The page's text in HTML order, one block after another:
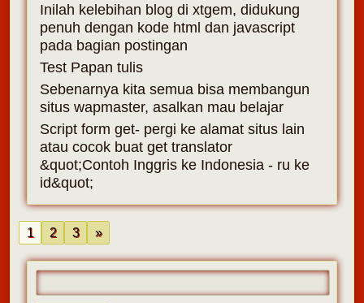
Inilah kelebihan blog di xtgem, didukung
penuh dengan kode html dan javascript
pada bagian postingan
Test Papan tulis
Sebenarnya kita semua bisa membangun
situs wapmaster, asalkan mau belajar
Script form get- pergi ke alamat situs lain
atau cocok buat get translator
&quot;Contoh Inggris ke Indonesia - ru ke
id&quot;
1 2 3 »